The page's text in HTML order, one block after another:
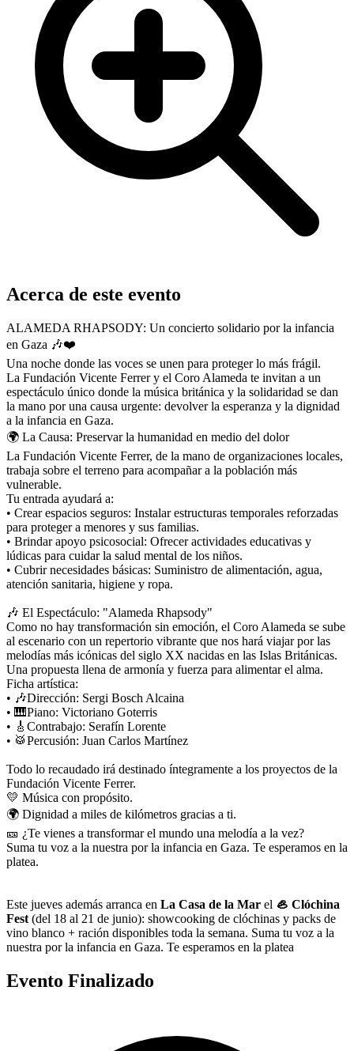
Acerca de este evento
ALAMEDA RHAPSODY: Un concierto solidario por la infancia
en Gaza 🎶❤️
Una noche donde las voces se unen para proteger lo más frágil.
La Fundación Vicente Ferrer y el Coro Alameda te invitan a un
espectáculo único donde la música británica y la solidaridad se dan
la mano por una causa urgente: devolver la esperanza y la dignidad
a la infancia en Gaza.
🌍 La Causa: Preservar la humanidad en medio del dolor
La Fundación Vicente Ferrer, de la mano de organizaciones locales,
trabaja sobre el terreno para acompañar a la población más
vulnerable.
Tu entrada ayudará a:
• Crear espacios seguros: Instalar estructuras temporales reforzadas
para proteger a menores y sus familias.
• Brindar apoyo psicosocial: Ofrecer actividades educativas y
lúdicas para cuidar la salud mental de los niños.
• Cubrir necesidades básicas: Suministro de alimentación, agua,
atención sanitaria, higiene y ropa.
🎶 El Espectáculo: "Alameda Rhapsody"
Como no hay transformación sin emoción, el Coro Alameda se sube
al escenario con un repertorio vibrante que nos hará viajar por las
melodías más icónicas del siglo XX nacidas en las Islas Británicas.
Una propuesta llena de armonía y fuerza para alimentar el alma.
Ficha artística:
• 🎶Dirección: Sergi Bosch Alcaina
• 🎹Piano: Victoriano Goterris
• 🎸Contrabajo: Serafín Lorente
• 🥁Percusión: Juan Carlos Martínez
Todo lo recaudado irá destinado íntegramente a los proyectos de la
Fundación Vicente Ferrer.
💛 Música con propósito.
🌍 Dignidad a miles de kilómetros gracias a ti.
🎫 ¿Te vienes a transformar el mundo una melodía a la vez?
Suma tu voz a la nuestra por la infancia en Gaza. Te esperamos en la
platea.
Este jueves además arranca en La Casa de la Mar el 🦪 Clóchina
Fest (del 18 al 21 de junio): showcooking de clóchinas y packs de
vino blanco + ración disponibles toda la semana. Suma tu voz a la
nuestra por la infancia en Gaza. Te esperamos en la platea
Evento Finalizado